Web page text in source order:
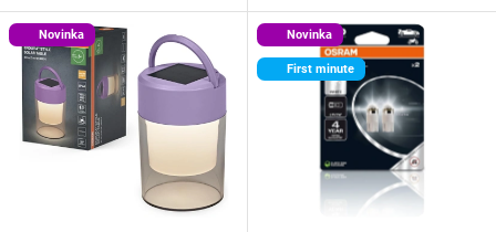
Novinka Novinka
First minute